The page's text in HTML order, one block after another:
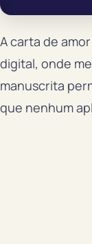
A carta de
digital, onde
manuscrita
que nenhum